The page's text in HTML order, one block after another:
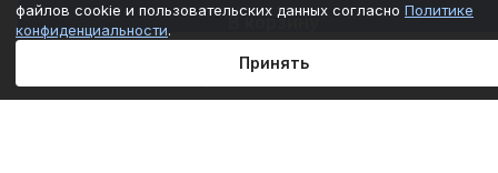
В корзину
Компания
файлов cookie и пользовательских данных согласно Политике
конфиденциальности.
Принять